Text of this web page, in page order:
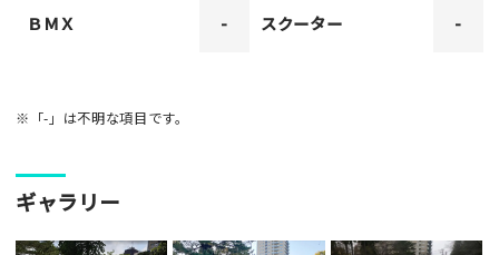
ＢＭＸ - スクーター -
※「-」は不明な項目です。
ギャラリー